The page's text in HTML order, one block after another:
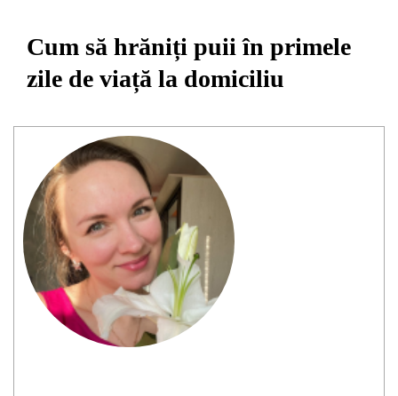
Cum să hrăniți puii în primele
zile de viață la domiciliu